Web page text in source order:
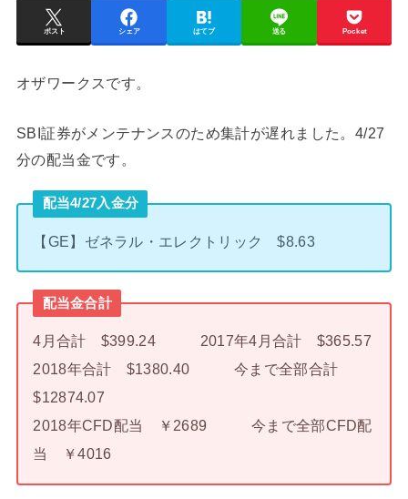
ポスト シェア はてブ 送る Pocket
オザワークスです。
SBI証券がメンテナンスのため集計が遅れました。4/27
分の配当金です。
配当4/27入金分
【GE】ゼネラル・エレクトリック $8.63
配当金合計
4月合計 $399.24 2017年4月合計 $365.57
2018年合計 $1380.40 今まで全部合計
$12874.07
2018年CFD配当 ￥2689 今まで全部CFD配
当 ￥4016